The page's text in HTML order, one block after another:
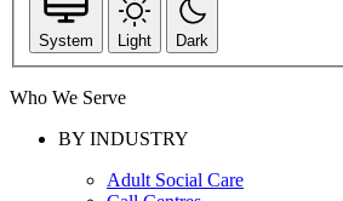
System Light Dark
Who We Serve
BY INDUSTRY
Adult Social Care